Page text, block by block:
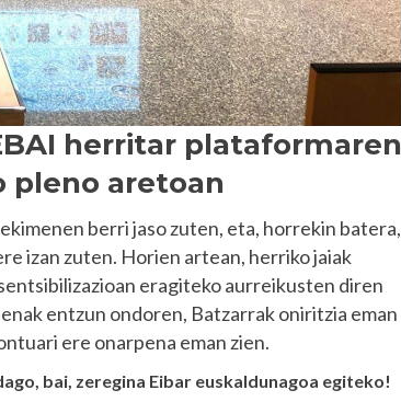
herritar plataformaren
pleno aretoan
berri jaso zuten, eta, horrekin batera,
izan zuten. Horien artean, herriko jaiak
eragiteko aurreikusten diren
entzun ondoren, Batzarrak oniritzia eman
ere onarpena eman zien.
bai, zeregina Eibar euskaldunagoa egiteko!